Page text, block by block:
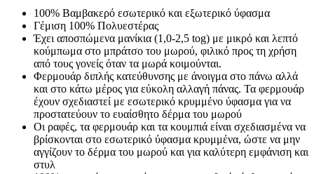
100% Βαμβακερό εσωτερικό και εξωτερικό ύφασμα
Γέμιση 100% Πολυεστέρας
Έχει αποσπώμενα μανίκια (1,0-2,5 tog) με μικρό και λεπτό
κούμπωμα στο μπράτσο του μωρού, φιλικό προς τη χρήση
από τους γονείς όταν τα μωρά κοιμούνται.
Φερμουάρ διπλής κατεύθυνσης με άνοιγμα στο πάνω αλλά
και στο κάτω μέρος για εύκολη αλλαγή πάνας. Τα φερμουάρ
έχουν σχεδιαστεί με εσωτερικό κρυμμένο ύφασμα για να
προστατεύουν το ευαίσθητο δέρμα του μωρού
Οι ραφές, τα φερμουάρ και τα κουμπιά είναι σχεδιασμένα να
βρίσκονται στο εσωτερικό ύφασμα κρυμμένα, ώστε να μην
αγγίζουν το δέρμα του μωρού και για καλύτερη εμφάνιση και
στυλ